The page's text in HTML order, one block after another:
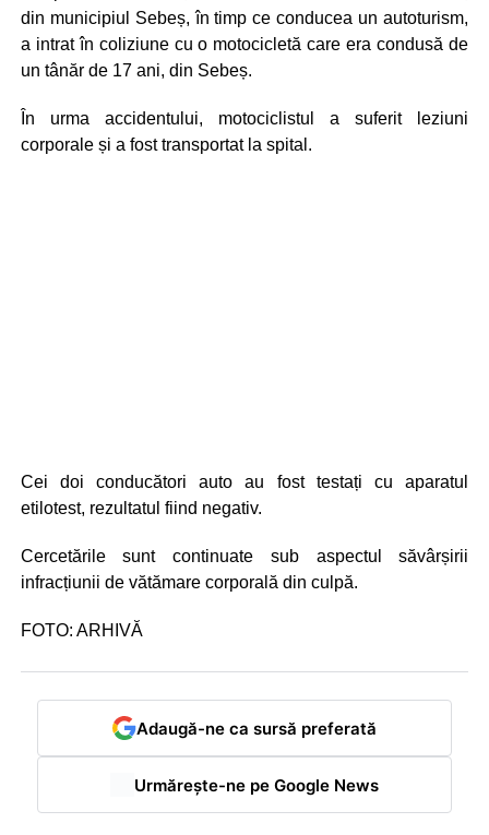
din municipiul Sebeș, în timp ce conducea un autoturism,
a intrat în coliziune cu o motocicletă care era condusă de
un tânăr de 17 ani, din Sebeș.
În urma accidentului, motociclistul a suferit leziuni
corporale și a fost transportat la spital.
Cei doi conducători auto au fost testați cu aparatul
etilotest, rezultatul fiind negativ.
Cercetările sunt continuate sub aspectul săvârșirii
infracțiunii de vătămare corporală din culpă.
FOTO: ARHIVĂ
Adaugă-ne ca sursă preferată
Urmărește-ne pe Google News